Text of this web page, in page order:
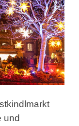
und